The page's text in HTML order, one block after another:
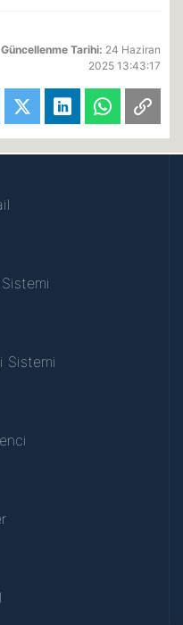
Güncellenme Tarihi: 24 Haziran
2025 13:43:17
Sistemi